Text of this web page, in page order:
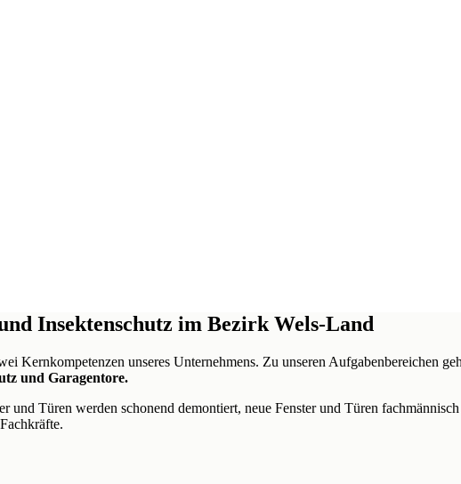
Insektenschutz im Bezirk Wels-Land
Kernkompetenzen unseres Unternehmens. Zu unseren Aufgabenbereichen
und Garagentore.
und Türen werden schonend demontiert, neue Fenster und Türen